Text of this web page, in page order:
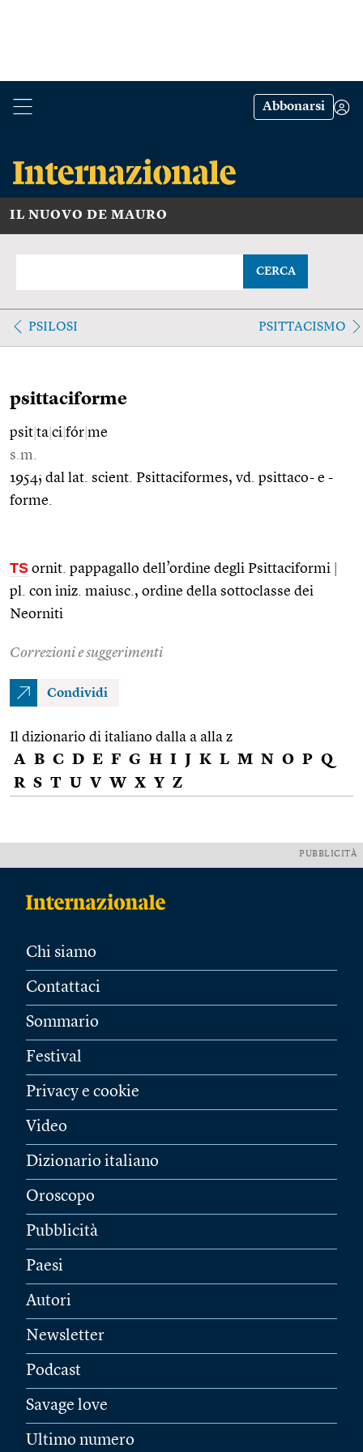
Abbonarsi
IL NUOVO DE MAURO
CERCA
PSILOSI PSITTACISMO
psittaciforme
psit ta ci fór me
s.m.
1954; dal lat. scient. Psittaciformes, vd. psittaco- e -
forme.
TS ornit. pappagallo dell’ordine degli Psittaciformi
pl. con iniz. maiusc., ordine della sottoclasse dei
Neorniti
Correzioni e suggerimenti
Condividi
Il dizionario di italiano dalla a alla z
A B C D E F G H I J K L M N O P Q
R S T U V W X Y Z
PUBBLICITÀ
Chi siamo
Contattaci
Sommario
Festival
Privacy e cookie
Video
Dizionario italiano
Oroscopo
Pubblicità
Paesi
Autori
Newsletter
Podcast
Savage love
Ultimo numero